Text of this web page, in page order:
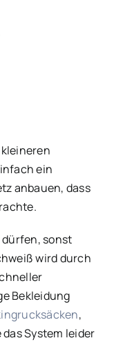
ein
anbauen, dass
sonst
wird durch
Bekleidung
,
System leider